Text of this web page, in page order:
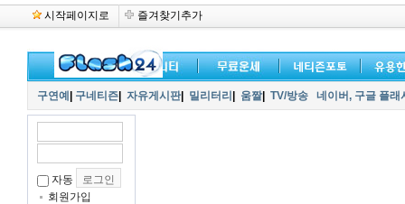
시작페이지로 즐겨찾기추가
구연예 구네티즌 자유게시판| 밀리터리 움짤| TV/방송 네이버, 구글 플
자동
회원가입